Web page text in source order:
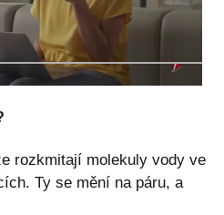
rozkmitají molekuly vody ve
Ty se mění na páru, a